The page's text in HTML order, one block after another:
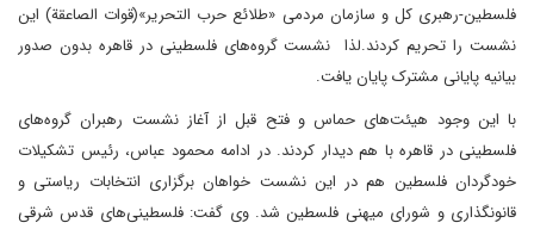
فلسطین-رهبری کل و سازمان مردمی «طلائع حرب التحریر»(قوات الصاعقة) این
نشست را تحریم کردند.لذا نشست گروه‌های فلسطینی در قاهره بدون صدور
بیانیه پایانی مشترک پایان یافت.
با این وجود هیئت‌های حماس و فتح قبل از آغاز نشست رهبران گروه‌های
فلسطینی در قاهره با هم دیدار کردند. در ادامه محمود عباس، رئیس تشکیلات
خودگردان فلسطین هم در این نشست خواهان برگزاری انتخابات ریاستی و
قانونگذاری و شورای میهنی فلسطین شد. وی گفت: فلسطینی‌های قدس شرقی